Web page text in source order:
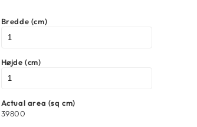
Bredde (cm)
Højde (cm)
Actual area (sq cm)
39800